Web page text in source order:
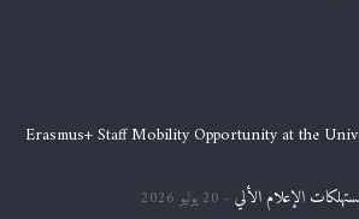
Erasmus+ Staff Mobility Opportunity at the
الإعلام الألي 20 يوليو 2026